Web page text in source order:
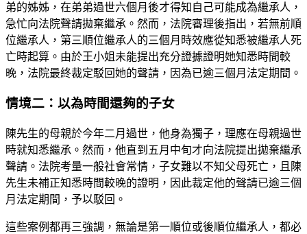
弟的姊姊，在弟弟過世六個月後才得知自己可能成為繼承人，
急忙向法院聲請拋棄繼承。然而，法院審理後指出，若無前順
位繼承人，第三順位繼承人的三個月時效應從知悉被繼承人死
亡時起算。由於王小姐未能提出充分證據證明她知悉時間較
晚，法院最終裁定駁回她的聲請，因為已逾三個月法定期間。
情境二：以為時間還夠的子女
陳先生的母親於今年二月過世，他身為獨子，理應在母親過世
時就知悉繼承。然而，他直到五月中旬才向法院提出拋棄繼承
聲請。法院考量一般社會常情，子女難以不知父母死亡，且陳
先生未補正知悉時間較晚的證明，因此裁定他的聲請已逾三個
月法定期間，予以駁回。
這些案例都再三強調，無論是第一順位或後順位繼承人，都必